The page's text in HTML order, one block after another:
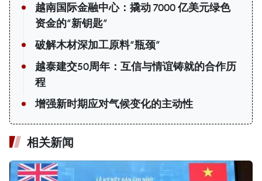
越南国际金融中心：撬动 7000 亿美元绿色
资金的“新钥匙”
破解木材深加工原料“瓶颈”
越泰建交50周年：互信与情谊铸就的合作历
程
增强新时期应对气候变化的主动性
相关新闻